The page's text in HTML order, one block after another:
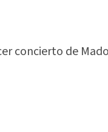
concierto de